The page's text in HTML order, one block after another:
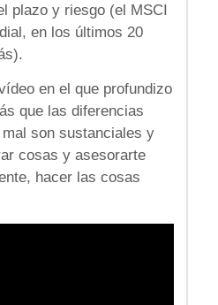
plazo y riesgo (el MSCI
en los últimos 20
en el que profundizo
que las diferencias
son sustanciales y
cosas y asesorarte
hacer las cosas